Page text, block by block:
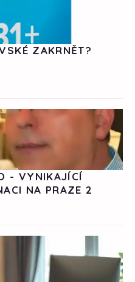
ZAKRNĚT?
- VYNIKAJÍCÍ
NA PRAZE 2